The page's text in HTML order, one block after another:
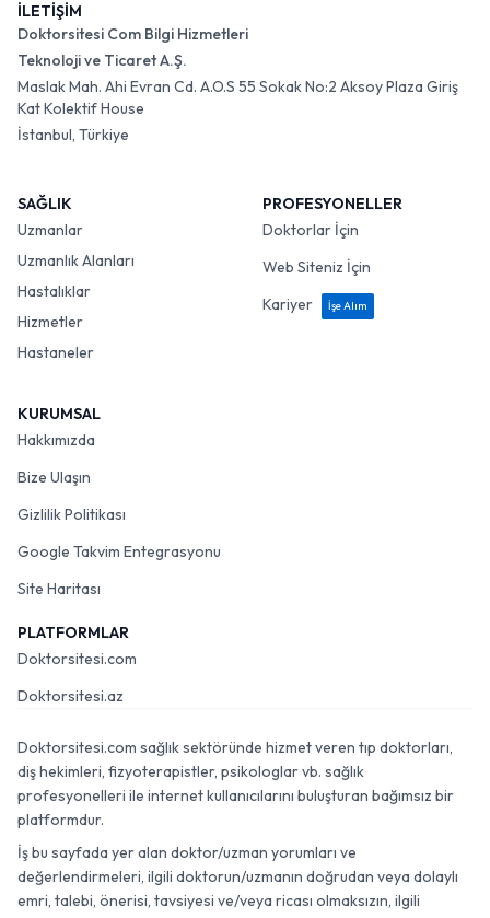
İLETİŞİM
Doktorsitesi Com Bilgi Hizmetleri
Teknoloji ve Ticaret A.Ş.
Maslak Mah. Ahi Evran Cd. A.O.S 55 Sokak No:2 Aksoy Plaza Giriş
Kat Kolektif House
İstanbul, Türkiye
SAĞLIK
Uzmanlar
Uzmanlık Alanları
Hastalıklar
Hizmetler
Hastaneler
PROFESYONELLER
Doktorlar İçin
Web Siteniz İçin
Kariyer
İşe Alım
KURUMSAL
Hakkımızda
Bize Ulaşın
Gizlilik Politikası
Google Takvim Entegrasyonu
Site Haritası
PLATFORMLAR
Doktorsitesi.com
Doktorsitesi.az
Doktorsitesi.com sağlık sektöründe hizmet veren tıp doktorları,
diş hekimleri, fizyoterapistler, psikologlar vb. sağlık
profesyonelleri ile internet kullanıcılarını buluşturan bağımsız bir
platformdur.
İş bu sayfada yer alan doktor/uzman yorumları ve
değerlendirmeleri, ilgili doktorun/uzmanın doğrudan veya dolaylı
emri, talebi, önerisi, tavsiyesi ve/veya ricası olmaksızın, ilgili